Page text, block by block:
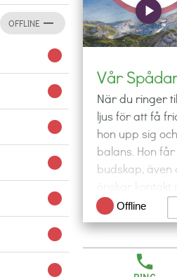
OFFLINE remove
lens
lens
lens
lens
lens
lens
lens
play_arrow
Vår
När du ringer
ljus för att få
hon upp sig
balans. Hon
budskap, även
budskap som
av smärtor
Suss är en
andra kända
Offline
phone